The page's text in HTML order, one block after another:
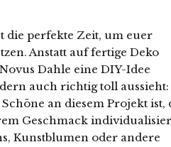
die perfekte Zeit, um euer
Anstatt auf fertige Deko
Dahle eine DIY-Idee
auch richtig toll aussieht:
an diesem Projekt ist,
Geschmack
Kunstblumen oder andere